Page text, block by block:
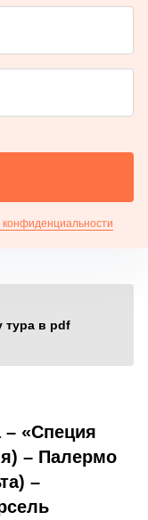
конфиденциальности
тура в pdf
– «Специя
– Палермо
–